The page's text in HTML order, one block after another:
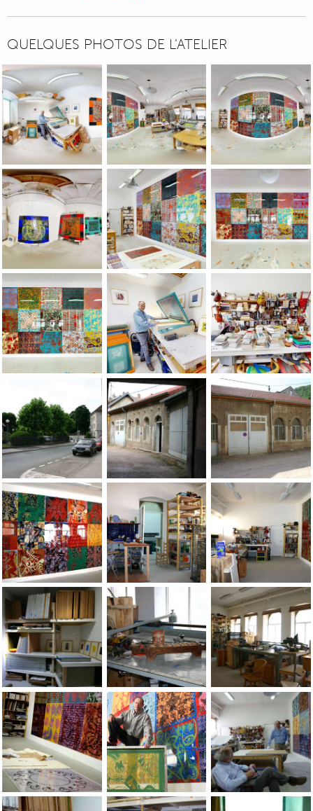
QUELQUES PHOTOS DE L'ATELIER
360ÃÂ° photo presenting Jean-Pierre Sergent's artist studio
360ÃÂ° photo presenting Jean-Pierre
360ÃÂ° photo
360ÃÂ° photo presenting Jean-Pierre Sergent's artist studio
360ÃÂ° photo presenting Jean-Pierre
360ÃÂ° photo
360ÃÂ° photo presenting Jean-Pierre Sergent's artist
360ÃÂ° photo presenting Jean-Pierre
360ÃÂ° photo
A FEW PHOTOS OF THE JEAN-PIERRE SERGENT
A FEW PHOTOS OF THE JEAN-PIERRE
A FEW PHOTOS
A FEW PHOTOS OF THE JEAN-PIERRE SERGENT
A FEW PHOTOS OF THE JEAN-PIERRE
A FEW PHOTOS
A FEW PHOTOS OF THE JEAN-PIERRE SERGENT
A FEW PHOTOS OF THE JEAN-PIERRE
A FEW PHOTOS
Vue de l'atelier, 30 avril 2009Portrait ÃÂ l'atelier, 2011. Photo Yves
Jean-Pierre